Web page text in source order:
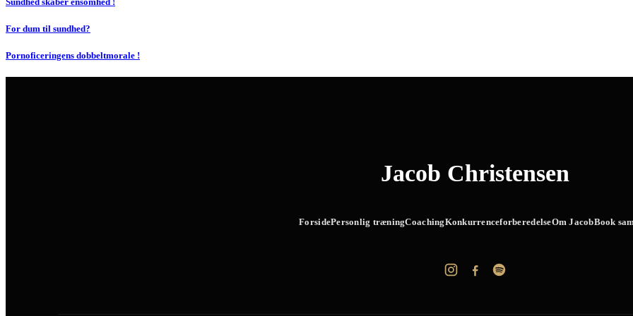
For dum til sundhed?
Pornoficeringens dobbeltmorale !
Jacob Christensen
ForsidePersonlig træningCoachingKonkurrenceforberedelseOm JacobBook